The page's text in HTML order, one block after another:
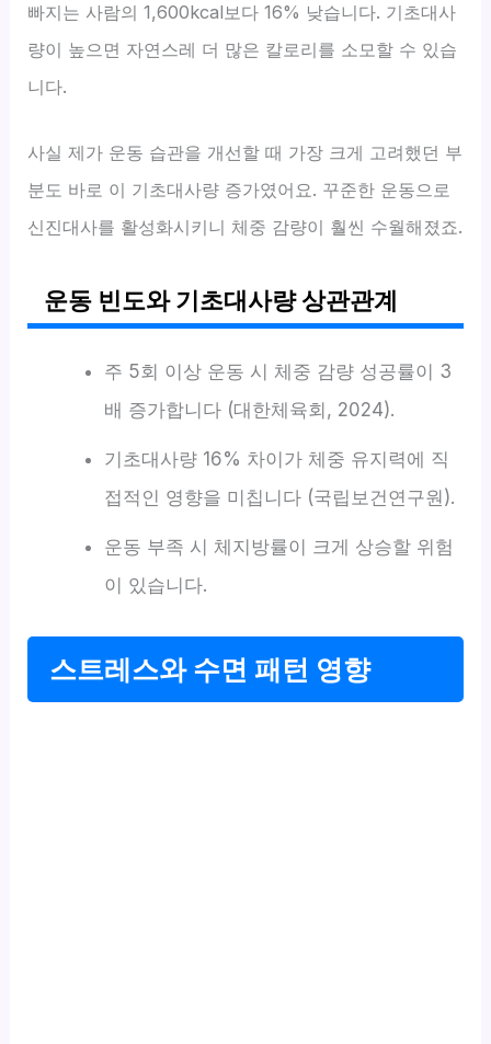
빠지는 사람의 1,600kcal보다 16% 낮습니다. 기초대사
량이 높으면 자연스레 더 많은 칼로리를 소모할 수 있습
니다.
사실 제가 운동 습관을 개선할 때 가장 크게 고려했던 부
분도 바로 이 기초대사량 증가였어요. 꾸준한 운동으로
신진대사를 활성화시키니 체중 감량이 훨씬 수월해졌죠.
운동 빈도와 기초대사량 상관관계
주 5회 이상 운동 시 체중 감량 성공률이 3
배 증가합니다 (대한체육회, 2024).
기초대사량 16% 차이가 체중 유지력에 직
접적인 영향을 미칩니다 (국립보건연구원).
운동 부족 시 체지방률이 크게 상승할 위험
이 있습니다.
스트레스와 수면 패턴 영향